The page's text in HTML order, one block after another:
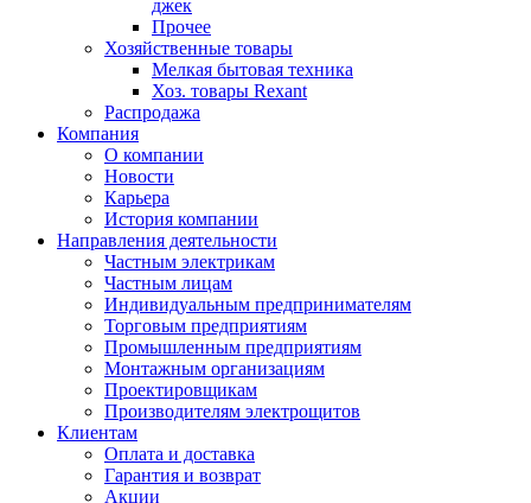
джек
Прочее
Хозяйственные товары
Мелкая бытовая техника
Хоз. товары Rexant
Распродажа
Компания
О компании
Новости
Карьера
История компании
Направления деятельности
Частным электрикам
Частным лицам
Индивидуальным предпринимателям
Торговым предприятиям
Промышленным предприятиям
Монтажным организациям
Проектировщикам
Производителям электрощитов
Клиентам
Оплата и доставка
Гарантия и возврат
Акции